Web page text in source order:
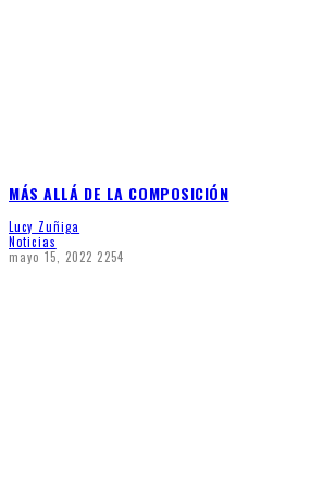
MÁS ALLÁ DE LA COMPOSICIÓN
Lucy Zuñiga
Noticias
mayo 15, 2022 2254